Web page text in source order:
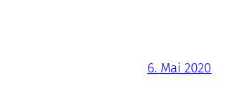
6. Mai 2020